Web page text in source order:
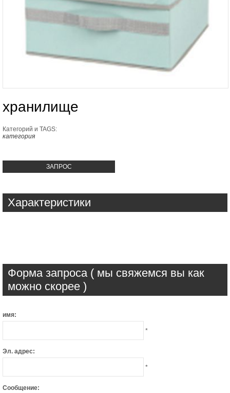
хранилище
Категорий и TAGS:
категория
ЗАПРОС
Характеристики
Форма запроса ( мы свяжемся вы как
можно скорее )
имя:
*
Эл. адрес:
*
Сообщение: